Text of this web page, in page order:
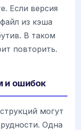
Если версия
из кэша
В таком
повторить.
и ошибок
могут
Одна